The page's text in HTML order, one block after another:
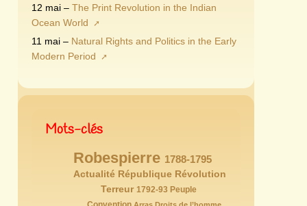
12 mai – The Print Revolution in the Indian
Ocean World
11 mai – Natural Rights and Politics in the Early
Modern Period
Mots-clés
Robespierre
146/146 1788-1795
77/146
Actualité
72/146 République
65/146
Révolution
Terreur
59/146 1792-93
54/146 Peuple
52/146